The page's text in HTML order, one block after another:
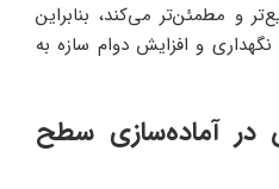
و مطمئن‌تر می‌کند، بنابراین
و افزایش دوام سازه به
در آماده‌سازی سطح